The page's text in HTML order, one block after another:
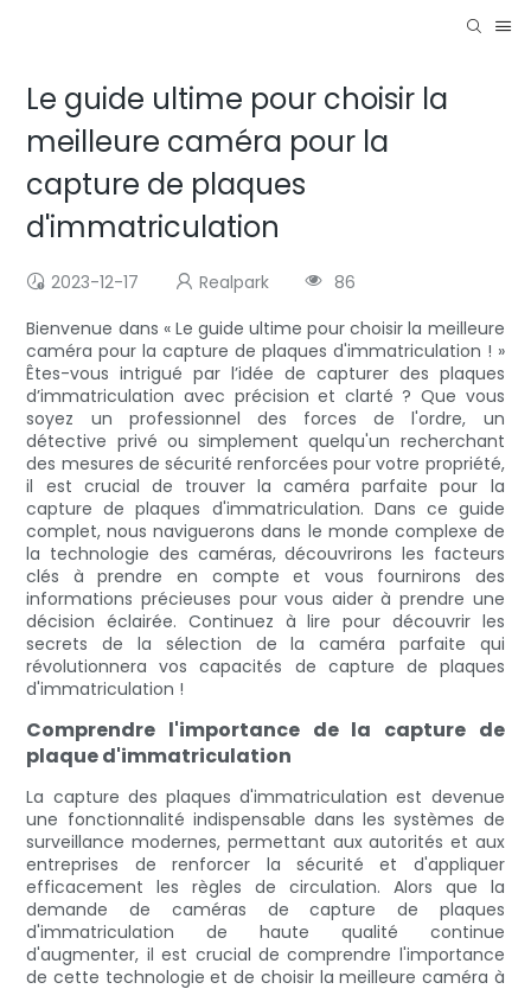
Le guide ultime pour choisir la
meilleure caméra pour la
capture de plaques
d'immatriculation
2023-12-17 Realpark
86
Bienvenue dans « Le guide ultime pour choisir la meilleure
caméra pour la capture de plaques d'immatriculation ! »
Êtes-vous intrigué par l’idée de capturer des plaques
d’immatriculation avec précision et clarté ? Que vous
soyez un professionnel des forces de l'ordre, un
détective privé ou simplement quelqu'un recherchant
des mesures de sécurité renforcées pour votre propriété,
il est crucial de trouver la caméra parfaite pour la
capture de plaques d'immatriculation. Dans ce guide
complet, nous naviguerons dans le monde complexe de
la technologie des caméras, découvrirons les facteurs
clés à prendre en compte et vous fournirons des
informations précieuses pour vous aider à prendre une
décision éclairée. Continuez à lire pour découvrir les
secrets de la sélection de la caméra parfaite qui
révolutionnera vos capacités de capture de plaques
d'immatriculation !
Comprendre l'importance de la capture de
plaque d'immatriculation
La capture des plaques d'immatriculation est devenue
une fonctionnalité indispensable dans les systèmes de
surveillance modernes, permettant aux autorités et aux
entreprises de renforcer la sécurité et d'appliquer
efficacement les règles de circulation. Alors que la
demande de caméras de capture de plaques
d'immatriculation de haute qualité continue
d'augmenter, il est crucial de comprendre l'importance
de cette technologie et de choisir la meilleure caméra à